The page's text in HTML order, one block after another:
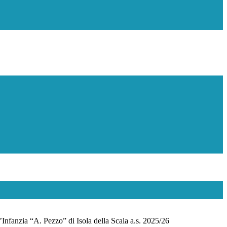
“A. Pezzo” di Isola della Scala a.s. 2025/26